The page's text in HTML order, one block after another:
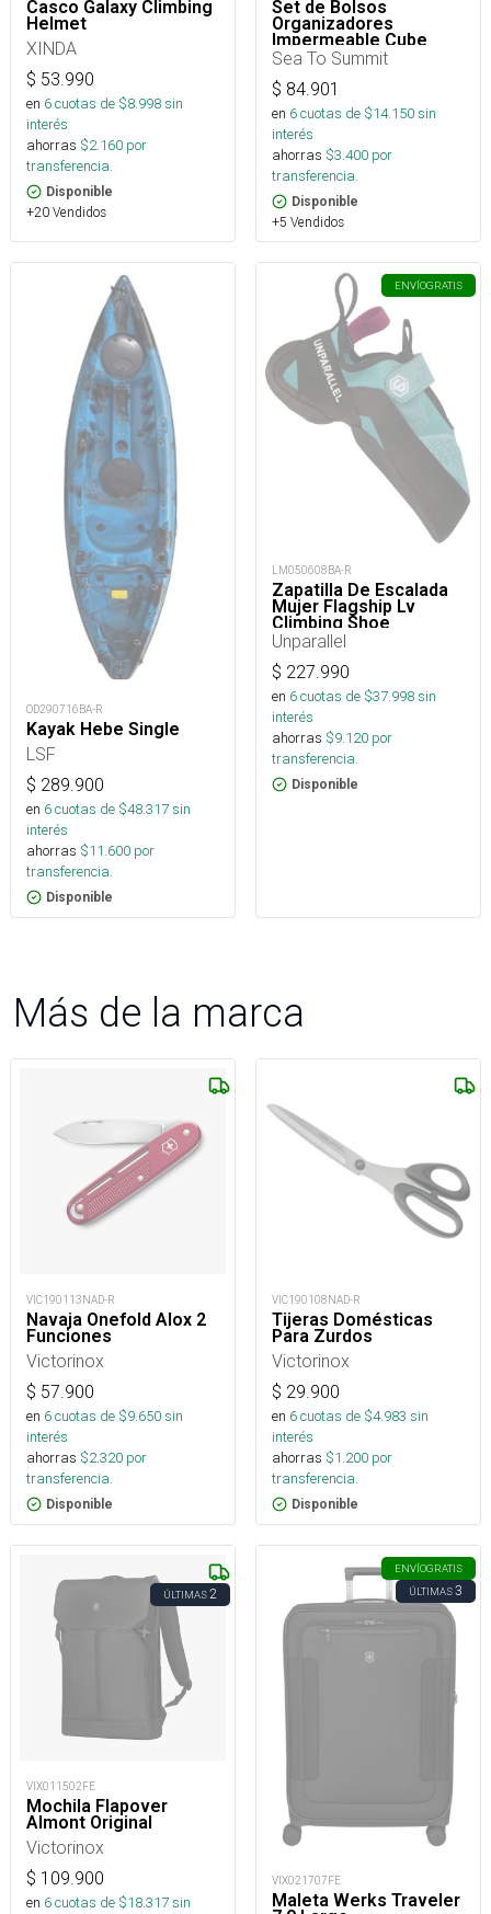
Casco Galaxy Climbing
Helmet
XINDA
$ 53.990
en 6cuotas de $8.998sin
interés
ahorras $2.160 por
transferencia.
Disponible
+20 Vendidos
Set de Bolsos
Organizadores
Impermeable Cube
Hydraulic
Sea To Summit
$ 84.901
en 6cuotas de $14.150sin
interés
ahorras $3.400 por
transferencia.
Disponible
+5 Vendidos
OD290716BA-R
Kayak Hebe Single
LSF
$ 289.900
en 6cuotas de $48.317sin
interés
ahorras $11.600 por
transferencia.
Disponible
ENVÍOGRATIS
LM050608BA-R
Zapatilla De Escalada
Mujer Flagship Lv
Climbing Shoe
Unparallel
$ 227.990
en 6cuotas de $37.998sin
interés
ahorras $9.120 por
transferencia.
Disponible
Más de la marca
VIC190113NAD-R
Navaja Onefold Alox 2
Funciones
Victorinox
$ 57.900
en 6cuotas de $9.650sin
interés
ahorras $2.320 por
transferencia.
Disponible
VIC190108NAD-R
Tijeras Domésticas
Para Zurdos
Victorinox
$ 29.900
en 6cuotas de $4.983 sin
interés
ahorras $1.200 por
transferencia.
Disponible
ÚLTIMAS2
VIX011502FE
Mochila Flapover
Almont Original
Victorinox
$ 109.900
en 6cuotas de $18.317sin
ENVÍOGRATIS
ÚLTIMAS3
VIX021707FE
Maleta Werks Traveler